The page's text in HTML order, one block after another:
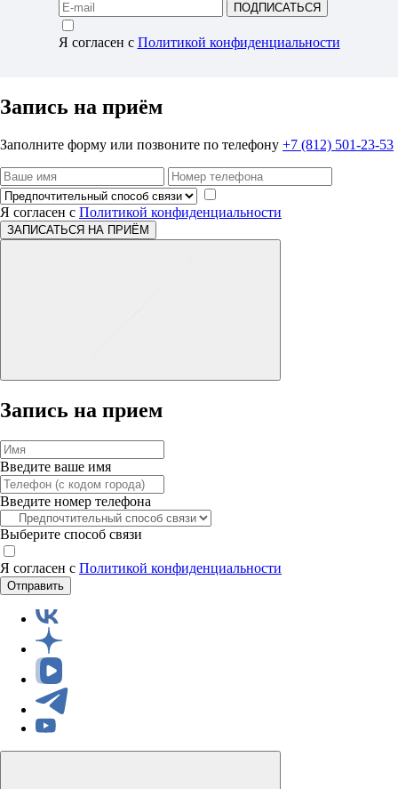
ПОДПИСАТЬСЯ
Я согласен с Политикой конфиденциальности
Запись на приём
Заполните форму или позвоните по телефону +7 (812) 501-23-53
Я согласен с Политикой конфиденциальности
ЗАПИСАТЬСЯ НА ПРИЁМ
Запись на прием
Введите ваше имя
Введите номер телефона
Выберите способ связи
Я согласен с Политикой конфиденциальности
Отправить